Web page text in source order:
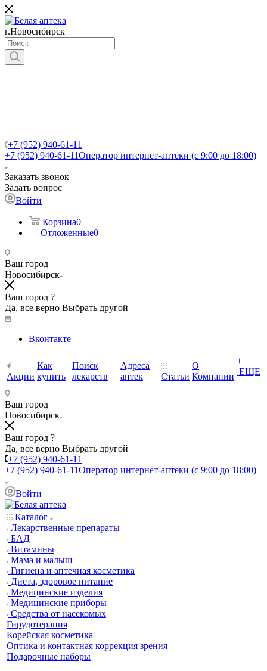
г.Новосибирск
+7 (952) 940-61-11
+7 (952) 940-61-11Оператор интернет-аптеки (с 9:00 до 18:00)
Заказать звонок
Задать вопрос
Войти
Корзина0
Отложенные0
Ваш город
Новосибирск
Ваш город ?
Да, все верно Выбрать другой
Вконтакте
Акции
Как
купить
Поиск
лекарств
Адреса
аптек
Статьи
О
Компании
+
ЕЩЕ
Ваш город
Новосибирск
Ваш город ?
Да, все верно Выбрать другой
+7 (952) 940-61-11
+7 (952) 940-61-11Оператор интернет-аптеки (с 9:00 до 18:00)
Войти
Каталог
Лекарственные препараты
БАД
Витамины
Мама и малыш
Гигиена и аптечная косметика
Диета, здоровое питание
Медицинские изделия
Медицинские приборы
Средства от насекомых
Гирудотерапия
Корейская косметика
Оптика и контактная коррекция зрения
Подарочные наборы